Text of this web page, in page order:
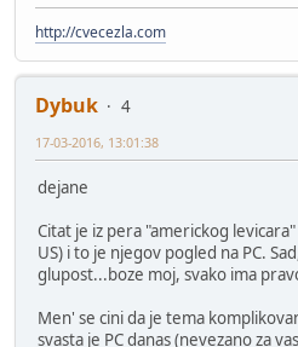
http://cvecezla.com
Dybuk
4
17-03-2016, 13:01:38
dejane
Citat je iz pera "americkog
US) i to je njegov pogled na PC.
glupost...boze moj, svako ima
Men' se cini da je tema
svasta je PC danas (nevezano za